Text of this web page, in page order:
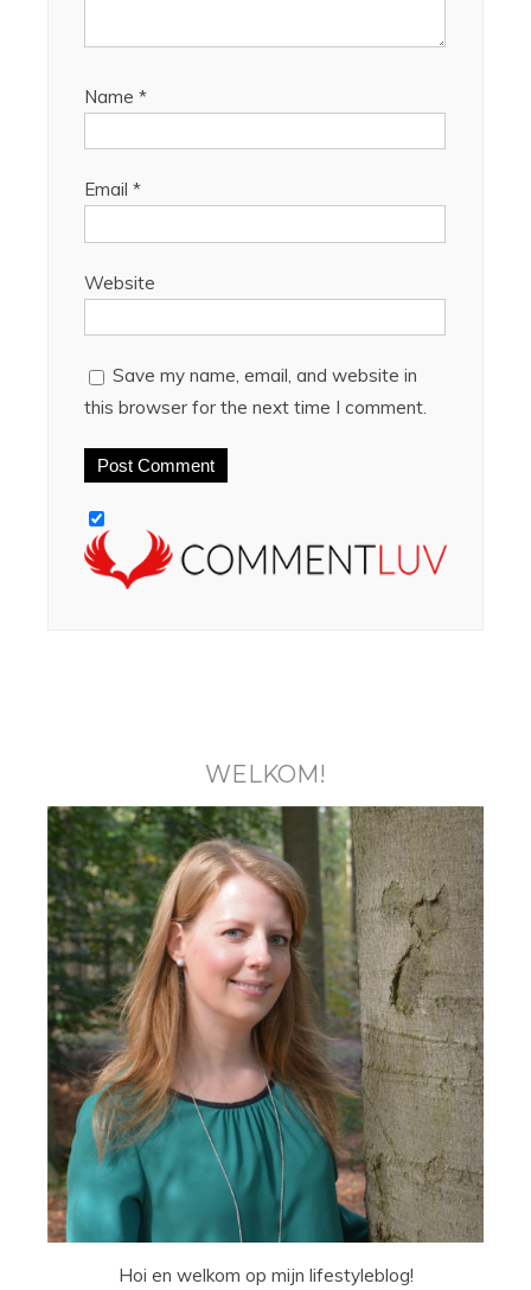
Name *
Email *
Website
Save my name, email, and website in
this browser for the next time I comment.
WELKOM!
Hoi en welkom op mijn lifestyleblog!